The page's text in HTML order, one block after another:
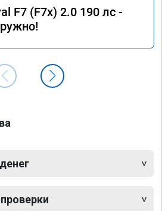
F7 (F7x) 2.0 190 лс -